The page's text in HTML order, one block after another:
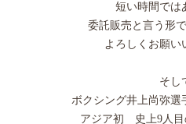
短い時間では
委託販売と言う形
よろしくお願い
そし
ボクシング井上尚弥選
アジア初 史上9人目